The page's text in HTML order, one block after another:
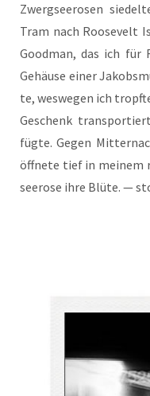
Zwerg­see­ro­sen
Tram nach Roo­se­velt
Good­man, das ich für
Gehäu­se einer
te, wes­we­gen ich
Geschenk
füg­te. Gegen
öff­ne­te tief in mei­nem
see­ro­se ihre Blü­te. —